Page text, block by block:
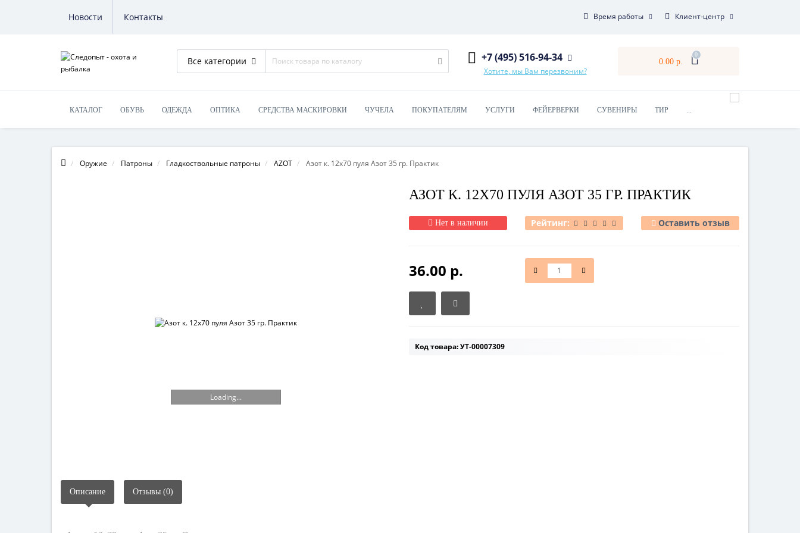
Новости Контакты Время работы Клиент-центр
Все категории +7 (495) 516-94-34
Хотите, мы Вам перезвоним?
0.00 р.
0
КАТАЛОГ ОБУВЬ ОДЕЖДА ОПТИКА СРЕДСТВА МАСКИРОВКИ ЧУЧЕЛА ПОКУПАТЕЛЯМ УСЛУГИ ФЕЙЕРВЕРКИ СУВЕНИРЫ ТИР ...
Оружие Патроны Гладкоствольные патроны AZOT Азот к. 12х70 пуля Азот 35 гр. Практик
Loading...
АЗОТ К. 12Х70 ПУЛЯ АЗОТ 35 ГР. ПРАКТИК
Нет в наличии Рейтинг: Оставить отзыв
36.00 р.
Код товара: УТ-00007309
Описание Отзывы (0)